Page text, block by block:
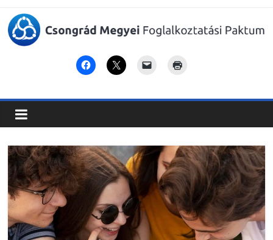
Csongrád
Megyei
Foglalkoztatási
Paktum